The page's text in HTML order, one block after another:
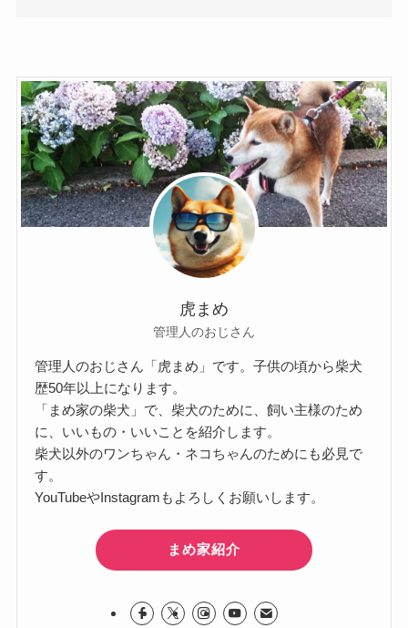
虎まめ
管理人のおじさん
管理人のおじさん「虎まめ」です。子供の頃から柴犬
歴50年以上になります。
「まめ家の柴犬」で、柴犬のために、飼い主様のため
に、いいもの・いいことを紹介します。
柴犬以外のワンちゃん・ネコちゃんのためにも必見で
す。
YouTubeやInstagramもよろしくお願いします。
まめ家紹介